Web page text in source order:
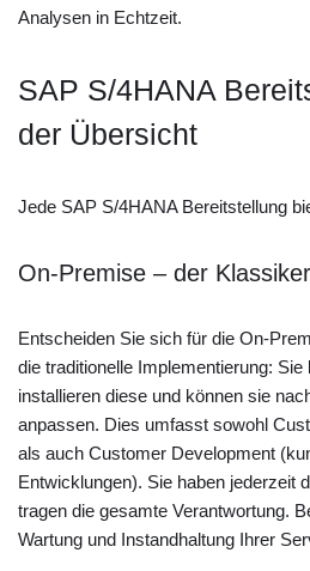
Analysen in Echtzeit.
SAP S/4HANA
der Übersicht
Jede SAP S/4HANA Bereitstellung
On-Premise – der Klassiker
Entscheiden Sie sich für die On-
die traditionelle Implementierung: Sie
installieren diese und können sie
anpassen. Dies umfasst sowohl
als auch Customer Development
Entwicklungen). Sie haben jederzeit
tragen die gesamte Verantwortung.
Wartung und Instandhaltung Ihrer